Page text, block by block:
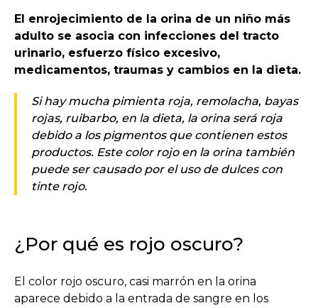
El enrojecimiento de la orina de un niño más
adulto se asocia con infecciones del tracto
urinario, esfuerzo físico excesivo,
medicamentos, traumas y cambios en la dieta.
Si hay mucha pimienta roja, remolacha, bayas
rojas, ruibarbo, en la dieta, la orina será roja
debido a los pigmentos que contienen estos
productos. Este color rojo en la orina también
puede ser causado por el uso de dulces con
tinte rojo.
¿Por qué es rojo oscuro?
El color rojo oscuro, casi marrón en la orina
aparece debido a la entrada de sangre en los